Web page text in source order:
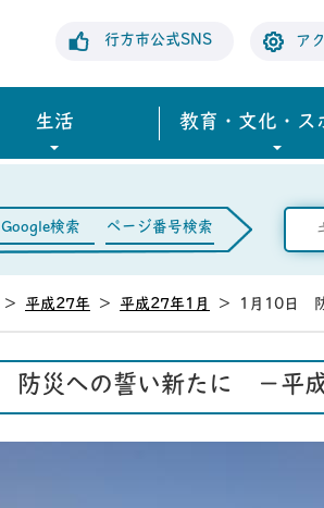
行方市公式SNS ア
生活 教育・文化・ス
Google検索 ページ番号検索
> 平成27年 > 平成27年1月 > 1月10日
災への誓い新たに －平